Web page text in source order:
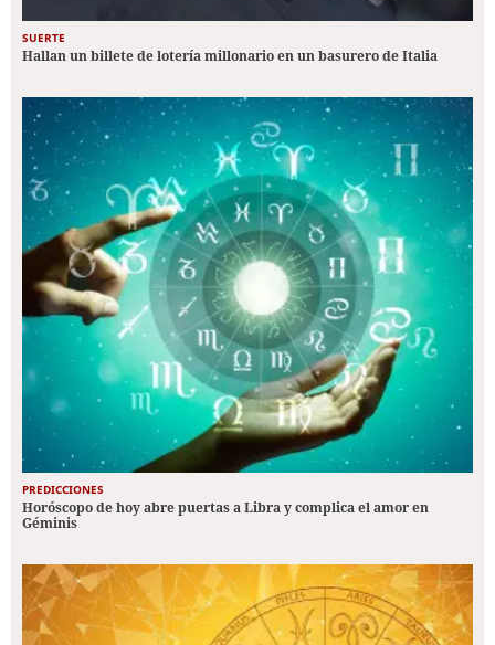
SUERTE
Hallan un billete de lotería millonario en un basurero de Italia
PREDICCIONES
Horóscopo de hoy abre puertas a Libra y complica el amor en
Géminis